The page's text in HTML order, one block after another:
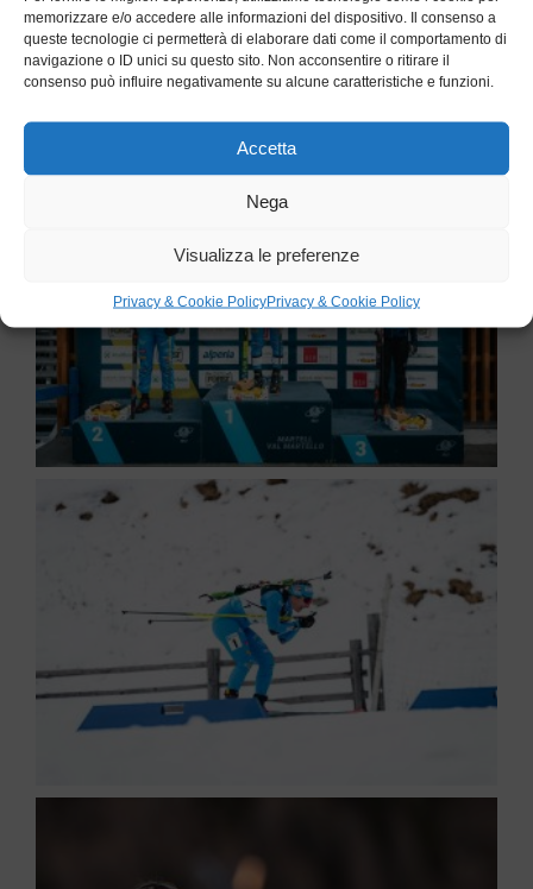
memorizzare e/o accedere alle informazioni del dispositivo. Il consenso a
queste tecnologie ci permetterà di elaborare dati come il comportamento di
navigazione o ID unici su questo sito. Non acconsentire o ritirare il
consenso può influire negativamente su alcune caratteristiche e funzioni.
Accetta
Nega
Visualizza le preferenze
Privacy & Cookie PolicyPrivacy & Cookie Policy